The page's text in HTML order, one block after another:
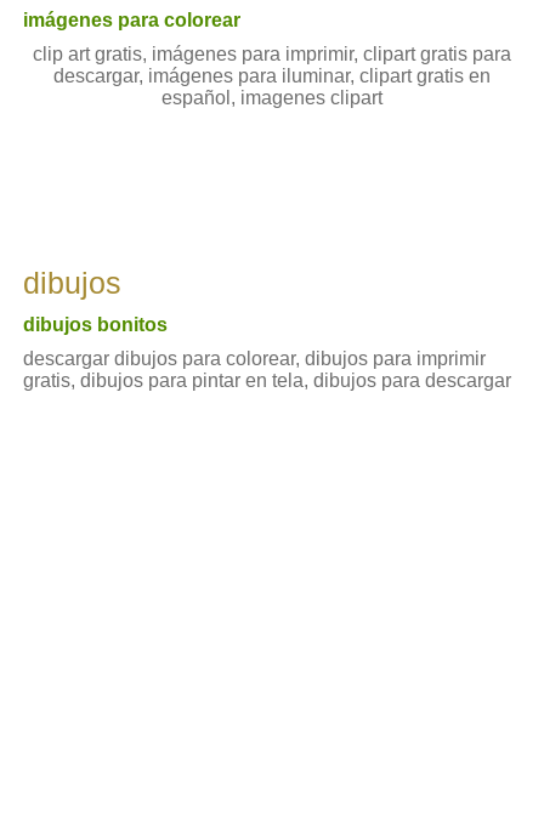
imágenes para colorear
clip art gratis, imágenes para imprimir, clipart gratis para
descargar, imágenes para iluminar, clipart gratis en
español, imagenes clipart
dibujos
dibujos bonitos
descargar dibujos para colorear, dibujos para imprimir
gratis, dibujos para pintar en tela, dibujos para descargar